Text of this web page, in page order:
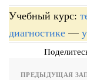
Учебный курс:
диагностике —
ПРЕДЫДУЩАЯ